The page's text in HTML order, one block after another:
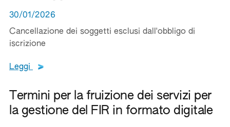
30/01/2026
Cancellazione dei soggetti esclusi dall'obbligo di
iscrizione
Leggi Leggi tutto il testo del documento
Termini per la fruizione dei servizi per
la gestione del FIR in formato digitale